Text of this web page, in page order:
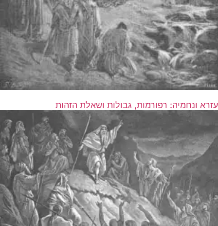
עזרא ונחמיה: רפורמות, גבולות ושאלת הזהות